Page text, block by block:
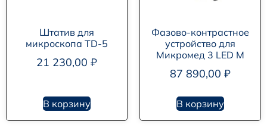
Штатив для
микроскопа TD-5
21 230,00 ₽
В корзину
Фазово-контрастное
устройство для
Микромед 3 LED M
87 890,00 ₽
В корзину